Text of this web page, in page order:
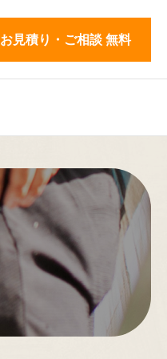
お見積り・ご相談 無料